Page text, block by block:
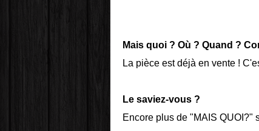
Mais quoi ? Où ? Quand ?
La pièce est déjà en vente !
Le saviez-vous ?
Encore plus de "MAIS QUOI?"